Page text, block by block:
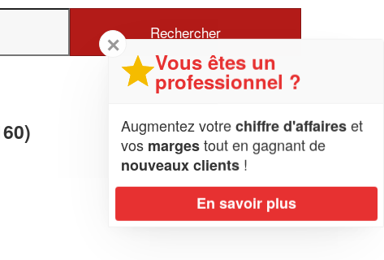
✕
Vous êtes un
professionnel ?
Augmentez votrechiffre d'affaireset
vos margestout en gagnant de
nouveaux clients !
En savoir plus